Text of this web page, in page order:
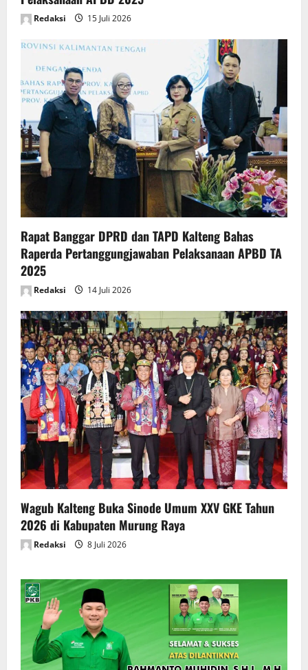
Redaksi 15 Juli 2026
Rapat Banggar DPRD dan TAPD Kalteng Bahas
Raperda Pertanggungjawaban Pelaksanaan APBD TA
2025
Redaksi 14 Juli 2026
Wagub Kalteng Buka Sinode Umum XXV GKE Tahun
2026 di Kabupaten Murung Raya
Redaksi 8 Juli 2026